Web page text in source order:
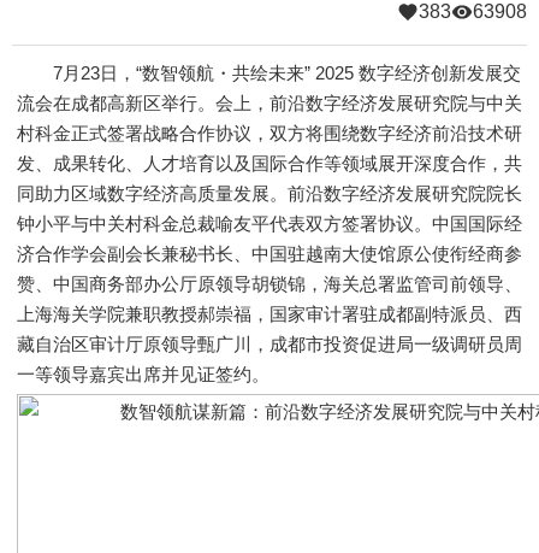
383 63908
7月23日，“数智领航・共绘未来” 2025 数字经济创新发展交
流会在成都高新区举行。会上，前沿数字经济发展研究院与中关
村科金正式签署战略合作协议，双方将围绕数字经济前沿技术研
发、成果转化、人才培育以及国际合作等领域展开深度合作，共
同助力区域数字经济高质量发展。前沿数字经济发展研究院院长
钟小平与中关村科金总裁喻友平代表双方签署协议。中国国际经
济合作学会副会长兼秘书长、中国驻越南大使馆原公使衔经商参
赞、中国商务部办公厅原领导胡锁锦，海关总署监管司前领导、
上海海关学院兼职教授郝崇福，国家审计署驻成都副特派员、西
藏自治区审计厅原领导甄广川，成都市投资促进局一级调研员周
一等领导嘉宾出席并见证签约。